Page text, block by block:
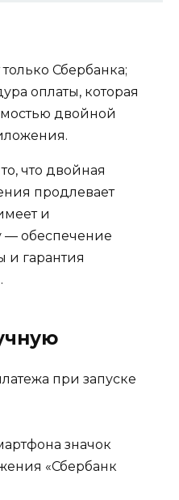
Сбербанка;
оплаты, которая
двойной
что двойная
продлевает
и
— обеспечение
и гарантия
при запуске
значок
«Сбербанк